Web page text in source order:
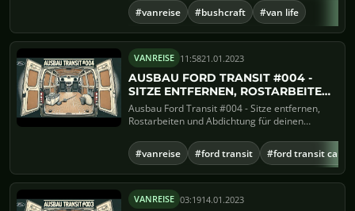
#vanreise #bushcraft #van life
VANREISE 11:5821.01.2023
AUSBAU FORD TRANSIT #004 -
SITZE ENTFERNEN, ROSTARBEITEN
UND ABDICHTUNG FÜR DEINEN
CAMPER
Ausbau Ford Transit #004 - Sitze entfernen,
Rostarbeiten und Abdichtung für deinen
#vanreise #ford transit #ford transit
VANREISE 03:1914.01.2023